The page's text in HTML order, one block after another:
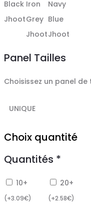
Black
Jhoot
Iron
Grey
Jhoot
Navy
Blue
Jhoot
Panel Tailles
Choisissez un panel
UNIQUE
Choix quantité
Quantités *
10+
(+3.09€)
20+
(+2.58€)